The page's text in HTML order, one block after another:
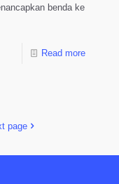
benda ke
Read more
page